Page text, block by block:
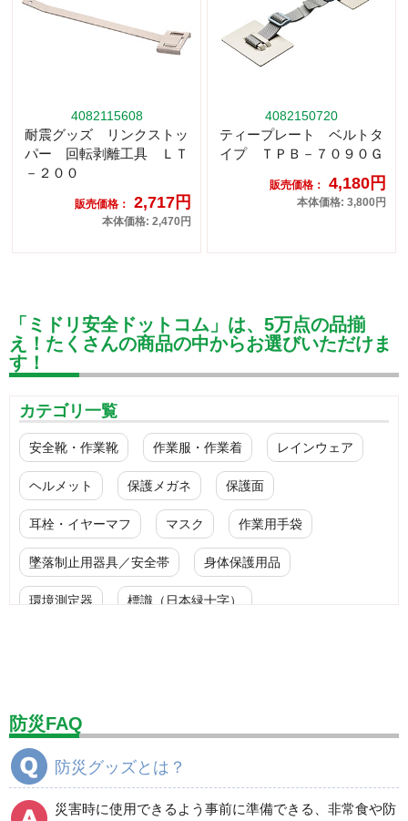
4082115608
耐震グッズ リンクストッ
パー 回転剥離工具 ＬＴ
－２００
販売価格： 2,717円
本体価格: 2,470円
4082150720
ティープレート ベルトタ
イプ ＴＰＢ－７０９０Ｇ
販売価格： 4,180円
本体価格: 3,800円
「ミドリ安全ドットコム」は、5万点の品揃
え！たくさんの商品の中からお選びいただけま
す！
カテゴリ一覧
安全靴・作業靴 作業服・作業着 レインウェア
ヘルメット 保護メガネ 保護面
耳栓・イヤーマフ マスク 作業用手袋
墜落制止用器具／安全帯 身体保護用品
環境測定器 標識（日本緑十字）
設備用品・作業補助用品
分煙対策機器
電気保守用品 ワイパー クリーンルーム対策用品
防災FAQ
防災グッズとは？
災害時に使用できるよう事前に準備できる、非常食や防